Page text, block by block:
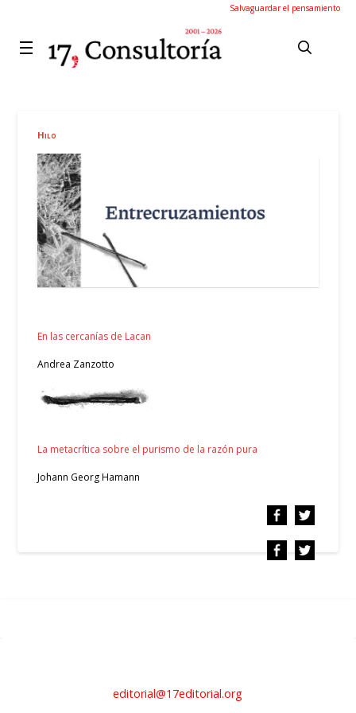
Salvaguardar el pensamiento
Hilo
En las cercanías de Lacan
Andrea Zanzotto
La metacrítica sobre el purismo de la razón pura
Johann Georg Hamann
editorial@17editorial.org